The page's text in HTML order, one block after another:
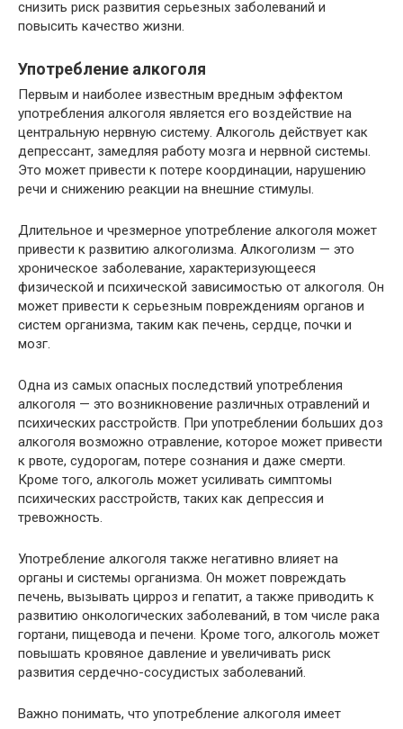
снизить риск развития серьезных заболеваний и
повысить качество жизни.
Употребление алкоголя
Первым и наиболее известным вредным эффектом
употребления алкоголя является его воздействие на
центральную нервную систему. Алкоголь действует как
депрессант, замедляя работу мозга и нервной системы.
Это может привести к потере координации, нарушению
речи и снижению реакции на внешние стимулы.
Длительное и чрезмерное употребление алкоголя может
привести к развитию алкоголизма. Алкоголизм — это
хроническое заболевание, характеризующееся
физической и психической зависимостью от алкоголя. Он
может привести к серьезным повреждениям органов и
систем организма, таким как печень, сердце, почки и
мозг.
Одна из самых опасных последствий употребления
алкоголя — это возникновение различных отравлений и
психических расстройств. При употреблении больших доз
алкоголя возможно отравление, которое может привести
к рвоте, судорогам, потере сознания и даже смерти.
Кроме того, алкоголь может усиливать симптомы
психических расстройств, таких как депрессия и
тревожность.
Употребление алкоголя также негативно влияет на
органы и системы организма. Он может повреждать
печень, вызывать цирроз и гепатит, а также приводить к
развитию онкологических заболеваний, в том числе рака
гортани, пищевода и печени. Кроме того, алкоголь может
повышать кровяное давление и увеличивать риск
развития сердечно-сосудистых заболеваний.
Важно понимать, что употребление алкоголя имеет